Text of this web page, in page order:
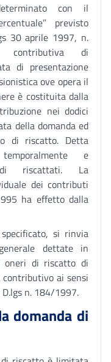
con il
previsto
30 aprile 1997, n.
contributiva di
di presentazione
ove opera il
è costituita dalla
nei dodici
della domanda ed
di riscatto. Detta
e
riscattati. La
dei contributi
ha effetto dalla
si rinvia
dettate in
oneri di riscatto di
ai sensi
n. 184/1997.
domanda di